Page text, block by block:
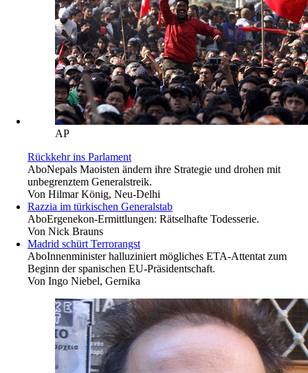
AP
Rückkehr ins Parlament
AboNepals Maoisten ändern ihre Strategie und drohen mit
unbegrenztem Generalstreik.
Von Hilmar König, Neu-Delhi
Razzia im türkischen Generalstab
AboErgenekon-Ermittlungen: Rätselhafte Todesserie.
Von Nick Brauns
Madrid schürt Terrorangst
AboInnenminister halluziniert mögliches ETA-Attentat zum
Beginn der spanischen EU-Präsidentschaft.
Von Ingo Niebel, Gernika